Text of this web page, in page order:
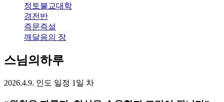
정토불교대학
경전반
즉문즉설
깨달음의 장
스님의하루
2026.4.9. 인도 일정 1일 차